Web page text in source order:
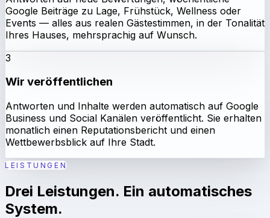
Google Beiträge zu Lage, Frühstück, Wellness oder
Events — alles aus realen Gästestimmen, in der Tonalität
Ihres Hauses, mehrsprachig auf Wunsch.
3
Wir veröffentlichen
Antworten und Inhalte werden automatisch auf Google
Business und Social Kanälen veröffentlicht. Sie erhalten
monatlich einen Reputationsbericht und einen
Wettbewerbsblick auf Ihre Stadt.
LEISTUNGEN
Drei Leistungen. Ein automatisches
System.